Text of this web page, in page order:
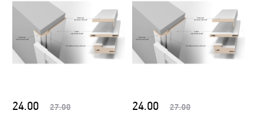
24.00 27.00 24.00 27.00